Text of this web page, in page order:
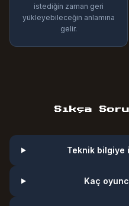
istediğin zaman geri
yükleyebileceğin anlamına
gelir.
Sıkça
Teknik bilgiye
Kaç